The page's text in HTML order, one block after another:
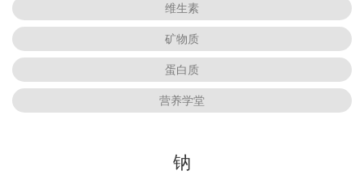
维生素
矿物质
蛋白质
营养学堂
钠